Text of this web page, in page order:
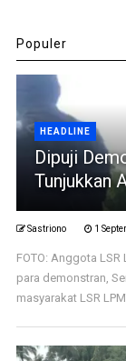
Populer
HEADLINE
Dipuji
Tunjukkan
Sastriono 1
FOTO: Anggota
para demonstran,
masyarakat LSR